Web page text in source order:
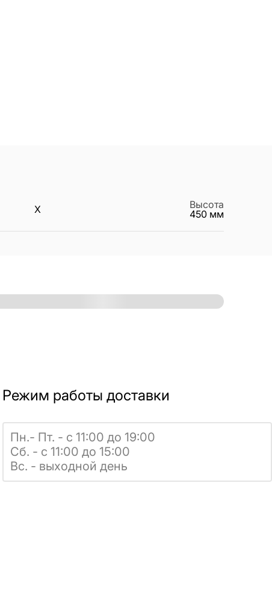
X
Высота
450 мм
Режим работы доставки
Пн.- Пт. - с 11:00 до 19:00
Сб. - с 11:00 до 15:00
Вс. - выходной день